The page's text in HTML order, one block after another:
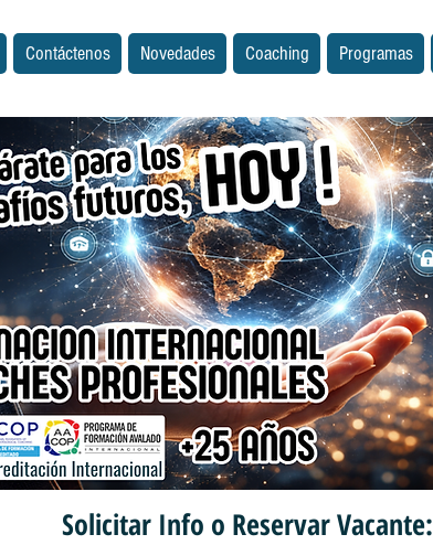
Contáctenos Novedades Coaching Programas
Solicitar Info o Reservar Vacante: